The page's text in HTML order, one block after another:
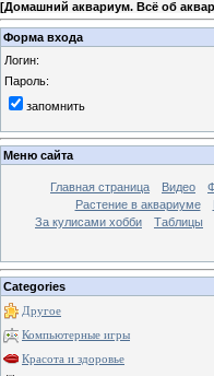
[Домашний аквариум. Всё об
Форма входа
Логин:
Пароль:
запомнить
Меню сайта
Главная страница Видео
Растение в аквариуме
За кулисами хобби
Таблицы
Categories
Другое
Компьютерные игры
Красота и здоровье